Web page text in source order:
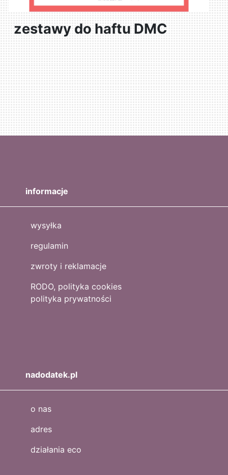
zestawy do haftu DMC
informacje
wysyłka
regulamin
zwroty i reklamacje
RODO, polityka cookies
polityka prywatności
nadodatek.pl
o nas
adres
działania eco